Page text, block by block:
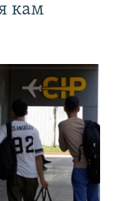
кам